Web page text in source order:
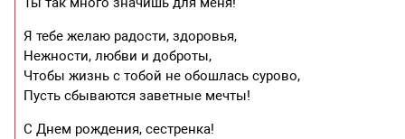
Я тебе желаю радости, здоровья,
Нежности, любви и доброты,
Чтобы жизнь с тобой не обошлась сурово,
Пусть сбываются заветные мечты!
С Днем рождения, сестренка!